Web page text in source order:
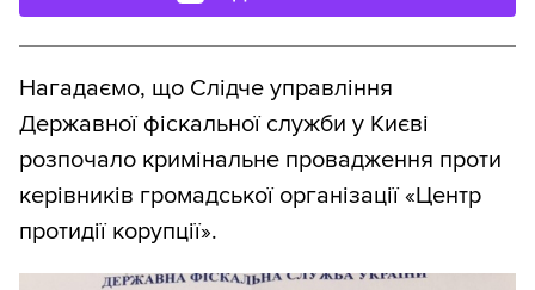
Нагадаємо, що Слідче управління
Державної фіскальної служби у Києві
розпочало кримінальне провадження проти
керівників громадської організації «Центр
протидії корупції».